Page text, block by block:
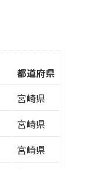
都道府県
宮崎県
宮崎県
宮崎県